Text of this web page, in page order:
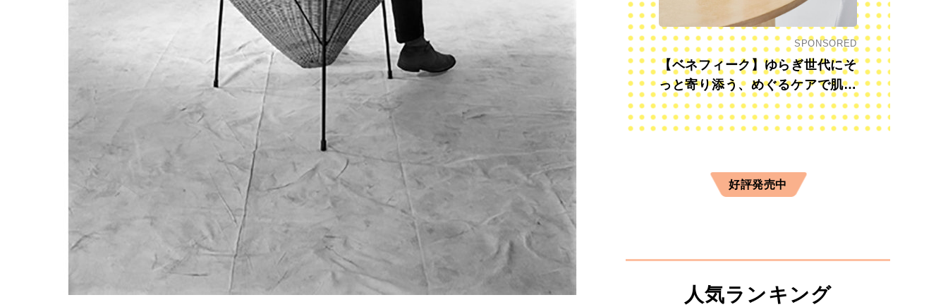
SPONSORED
【ベネフィーク】ゆらぎ世代にそ
っと寄り添う、めぐるケアで肌も
心も前向きに
好評発売中
人気ランキング